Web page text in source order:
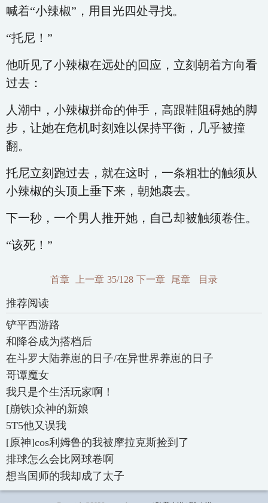
喊着“小辣椒”，用目光四处寻找。
“托尼！”
他听见了小辣椒在远处的回应，立刻朝着方向看
过去：
人潮中，小辣椒拼命的伸手，高跟鞋阻碍她的脚
步，让她在危机时刻难以保持平衡，几乎被撞
翻。
托尼立刻跑过去，就在这时，一条粗壮的触须从
小辣椒的头顶上垂下来，朝她裹去。
下一秒，一个男人推开她，自己却被触须卷住。
“该死！”
首章 上一章 35/128 下一章 尾章 目录
推荐阅读
铲平西游路
和降谷成为搭档后
在斗罗大陆养崽的日子/在异世界养崽的日子
哥谭魔女
我只是个生活玩家啊！
[崩铁]众神的新娘
5T5他又误我
[原神]cos利姆鲁的我被摩拉克斯捡到了
排球怎么会比网球卷啊
想当国师的我却成了太子